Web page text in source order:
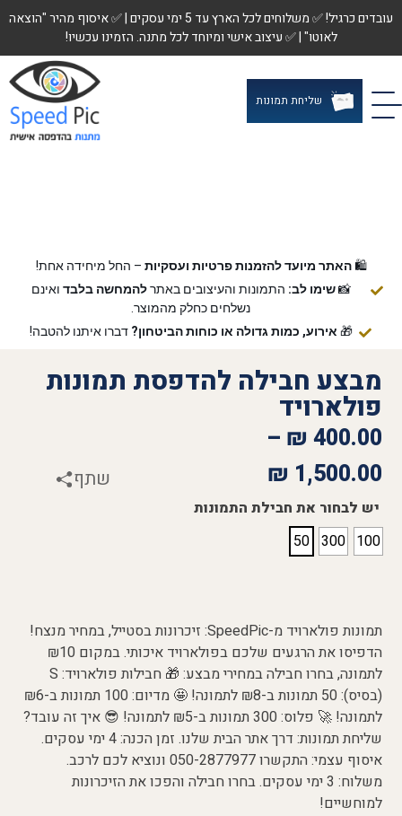
עובדים כרגיל! ✅ משלוחים לכל הארץ עד 5 ימי עסקים | ✅ איסוף מהיר "הוצאה
לאוטו" | ✅ עיצוב אישי ומיוחד לכל מתנה. הזמינו עכשיו!
שליחת תמונות
🛍️האתר מיועד להזמנות פרטיות ועסקיות – החל מיחידה אחת!
📸שימו לב: התמונות והעיצובים באתרלהמחשה בלבד ואינם
נשלחים כחלק מהמוצר.
🎁 אירוע, כמות גדולה או כוחות הביטחון? דברו איתנו להטבה!
מבצע חבילה להדפסת תמונות
פולארויד
400.00
₪
–
1,500.00
₪ שתף
יש לבחור את חבילת התמונות
100
300
50
תמונות פולארויד מ-SpeedPic: זיכרונות בסטייל, במחיר מנצח!
הדפיסו את הרגעים שלכם בפולארויד איכותי. במקום ₪10
לתמונה, בחרו חבילה במחירי מבצע: 🎁 חבילות פולארויד: S
(בסיס): 50 תמונות ב-₪8 לתמונה! 🤩 מדיום: 100 תמונות ב-₪6
לתמונה! 🚀 פלוס: 300 תמונות ב-₪5 לתמונה! 😎 איך זה עובד?
שליחת תמונות: דרך אתר הבית שלנו. זמן הכנה: 4 ימי עסקים.
איסוף עצמי: התקשרו 050-2877977 ונוציא לכם לרכב.
משלוח: 3 ימי עסקים. בחרו חבילה והפכו את הזיכרונות
למוחשיים!